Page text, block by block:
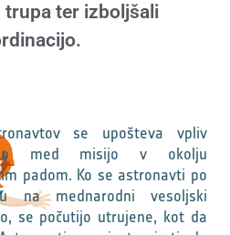
trupa ter izboljšali
se upošteva vpliv
med misijo v okolju
padom. Ko se astronavti po
na mednarodni vesoljski
se počutijo utrujene, kot da